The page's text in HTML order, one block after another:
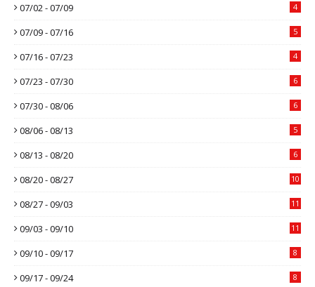
07/02 - 07/09 4
07/09 - 07/16 5
07/16 - 07/23 4
07/23 - 07/30 6
07/30 - 08/06 6
08/06 - 08/13 5
08/13 - 08/20 6
08/20 - 08/27 10
08/27 - 09/03 11
09/03 - 09/10 11
09/10 - 09/17 8
09/17 - 09/24 8